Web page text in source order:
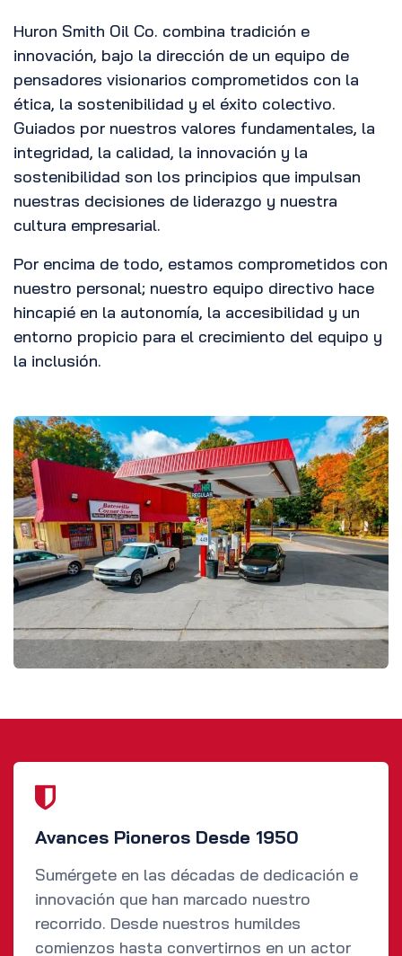
Huron Smith Oil Co. combina tradición e
innovación, bajo la dirección de un equipo de
pensadores visionarios comprometidos con la
ética, la sostenibilidad y el éxito colectivo.
Guiados por nuestros valores fundamentales, la
integridad, la calidad, la innovación y la
sostenibilidad son los principios que impulsan
nuestras decisiones de liderazgo y nuestra
cultura empresarial.
Por encima de todo, estamos comprometidos con
nuestro personal; nuestro equipo directivo hace
hincapié en la autonomía, la accesibilidad y un
entorno propicio para el crecimiento del equipo y
la inclusión.
Avances Pioneros Desde 1950
Sumérgete en las décadas de dedicación e
innovación que han marcado nuestro
recorrido. Desde nuestros humildes
comienzos hasta convertirnos en un actor